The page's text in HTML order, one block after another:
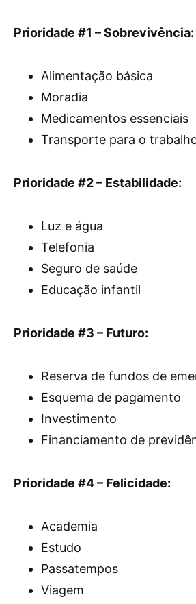
Prioridade #1 – Sobrevivência:
Alimentação básica
Moradia
Medicamentos essenciais
Transporte para o
Prioridade #2 – Estabilidade:
Luz e água
Telefonia
Seguro de saúde
Educação infantil
Prioridade #3 – Futuro:
Reserva de fundos de
Esquema de pagamento
Investimento
Financiamento de
Prioridade #4 – Felicidade:
Academia
Estudo
Passatempos
Viagem